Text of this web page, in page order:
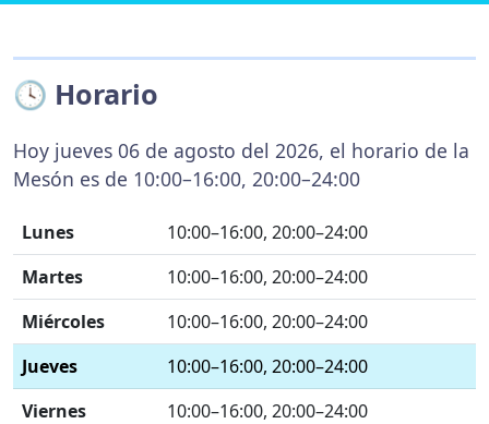
🕓 Horario
Hoy jueves 06 de agosto del 2026, el horario de la
Mesón es de 10:00–16:00, 20:00–24:00
Lunes
10:00–16:00, 20:00–24:00
Martes
10:00–16:00, 20:00–24:00
Miércoles
10:00–16:00, 20:00–24:00
Jueves
10:00–16:00, 20:00–24:00
Viernes
10:00–16:00, 20:00–24:00